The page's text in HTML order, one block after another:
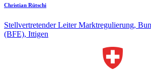
Christian Rütschi
Stellvertretender Leiter Marktregulierung,
(BFE), Ittigen